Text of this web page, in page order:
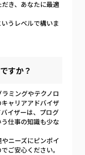
き、あなたに最適
うレベルで構いま
すか？
ミングやテクノロ
ャリアアドバイザ
イザーは、プログ
仕事の知識も少な
ニーズにピンポイ
ご安心ください。